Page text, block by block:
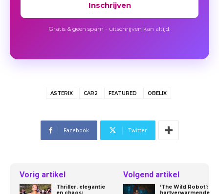
Inschrijven
Gratis & geen spam - uitschrijven kan altijd.
ASTERIX CAR2 FEATURED OBELIX
Facebook Twitter
Vorig artikel
Thriller, elegantie
Volgend artikel
‘The Wild Robot’: